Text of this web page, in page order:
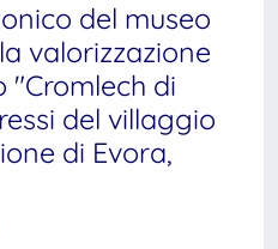
del museo
valorizzazione
"Cromlech di
del villaggio
di Evora,